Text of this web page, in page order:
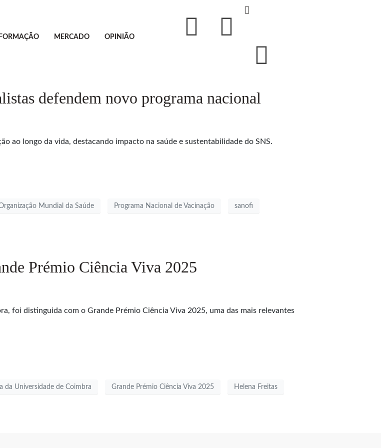
FORMAÇÃO MERCADO OPINIÃO
defendem novo programa nacional
ao longo da vida, destacando impacto na saúde e sustentabilidade do SNS.
Mundial da Saúde Programa Nacional de Vacinação sanofi
Prémio Ciência Viva 2025
foi distinguida com o Grande Prémio Ciência Viva 2025, uma das mais relevantes
da Universidade de Coimbra Grande Prémio Ciência Viva 2025 Helena Freitas